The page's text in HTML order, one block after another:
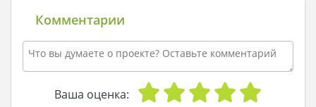
Комментарии
Ваша оценка: